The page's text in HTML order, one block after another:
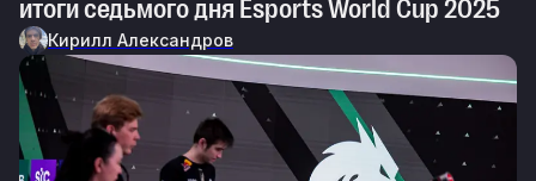
итоги седьмого дня Esports World Cup 2025
Кирилл Александров